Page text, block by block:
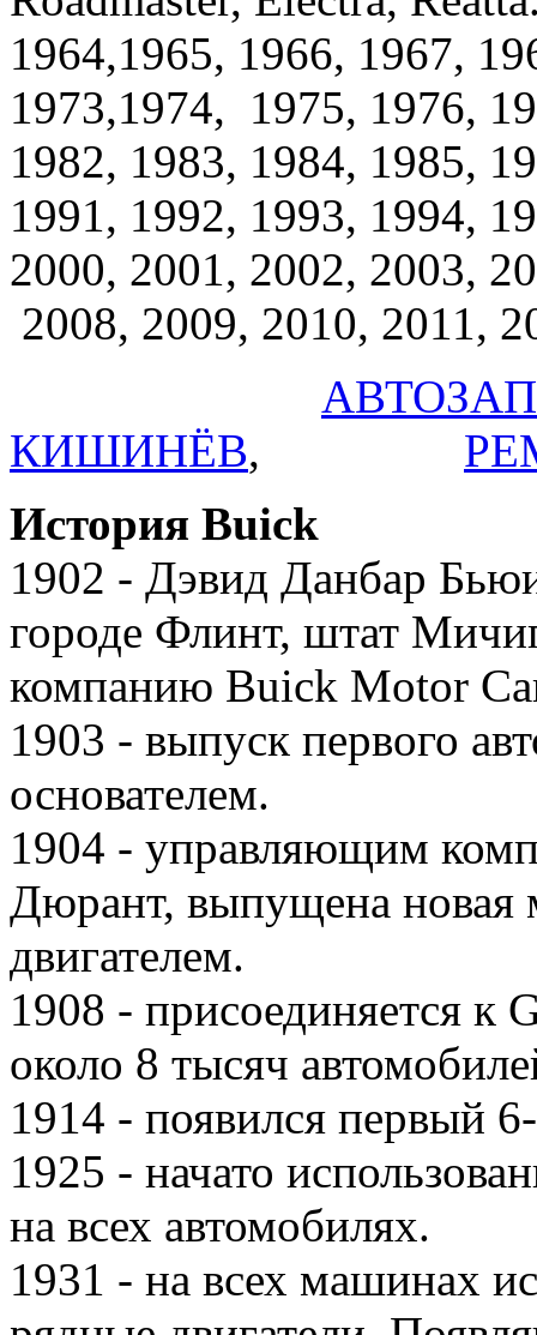
1964,1965, 1966, 1967,
1973,1974, 1975, 1976,
1982, 1983, 1984, 1985,
1991, 1992, 1993, 1994,
2000, 2001, 2002, 2003,
2008, 2009, 2010, 2011,
КИШИНЁВ,
История Buick
1902 - Дэвид Данбар
городе Флинт, штат
компанию Buick Motor
1903 - выпуск первого
основателем.
1904 - управляющим
Дюрант, выпущена новая
двигателем.
1908 - присоединяется к
около 8 тысяч
1914 - появился первый
1925 - начато
на всех автомобилях.
1931 - на всех машинах